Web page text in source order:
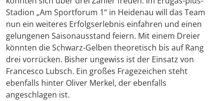
Stadion „Am Sportforum 1“ in Heidenau will das Team
nun ein weiteres Erfolgserlebnis einfahren und einen
gelungenen Saisonausstand feiern. Mit einem Dreier
könnten die Schwarz-Gelben theoretisch bis auf Rang
drei vorrücken. Bisher ungewiss ist der Einsatz von
Francesco Lubsch. Ein großes Fragezeichen steht
ebenfalls hinter Oliver Merkel, der ebenfalls
angeschlagen ist.